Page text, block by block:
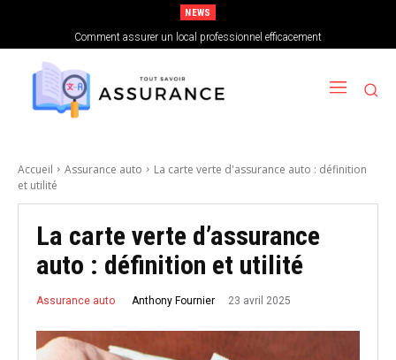
NEWS
Comment assurer un local professionnel efficacement
Comment choisir sa mutuelle santé lorsque l’on est indépendant
Accueil Assurance auto
La carte verte d'assurance auto : définition
et utilité
La carte verte d’assurance
auto : définition et utilité
Assurance auto Anthony Fournier 23 avril 2025